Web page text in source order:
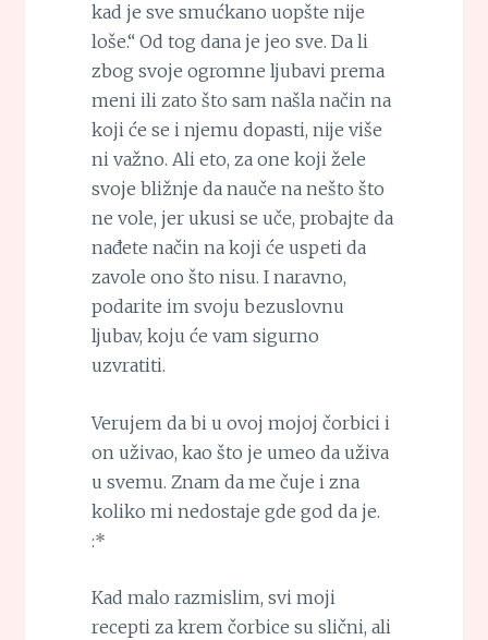
kad je sve smućkano uopšte nije
loše.“ Od tog dana je jeo sve. Da li
zbog svoje ogromne ljubavi prema
meni ili zato što sam našla način na
koji će se i njemu dopasti, nije više
ni važno. Ali eto, za one koji žele
svoje bližnje da nauče na nešto što
ne vole, jer ukusi se uče, probajte da
nađete način na koji će uspeti da
zavole ono što nisu. I naravno,
podarite im svoju bezuslovnu
ljubav, koju će vam sigurno
uzvratiti.
Verujem da bi u ovoj mojoj čorbici i
on uživao, kao što je umeo da uživa
u svemu. Znam da me čuje i zna
koliko mi nedostaje gde god da je.
:*
Kad malo razmislim, svi moji
recepti za krem čorbice su slični, ali